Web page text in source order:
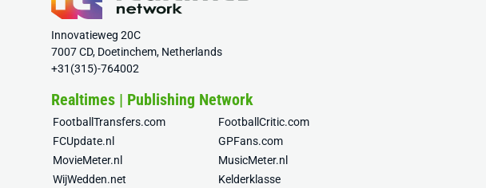
Innovatieweg 20C
7007 CD, Doetinchem, Netherlands
+31(315)-764002
Realtimes | Publishing Network
FootballTransfers.com
FootballCritic.com
FCUpdate.nl
GPFans.com
MovieMeter.nl
MusicMeter.nl
WijWedden.net
Kelderklasse